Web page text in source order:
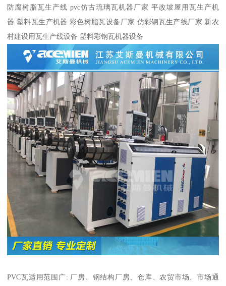
防腐树脂瓦生产线 pvc仿古琉璃瓦机器厂家 平改坡屋用瓦生产机
器 塑料瓦生产机器 彩色树脂瓦设备厂家 仿彩钢瓦生产线厂家 新农
村建设用瓦生产线设备 塑料彩钢瓦机器设备
PVC瓦适用范围广: 厂房、钢结构厂房、仓库、农贸市场、市场通